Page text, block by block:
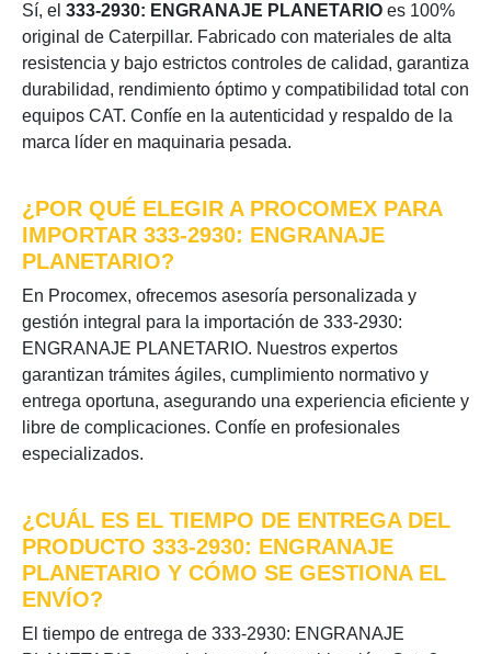
Sí, el 333-2930: ENGRANAJE PLANETARIO es 100%
original de Caterpillar. Fabricado con materiales de alta
resistencia y bajo estrictos controles de calidad, garantiza
durabilidad, rendimiento óptimo y compatibilidad total con
equipos CAT. Confíe en la autenticidad y respaldo de la
marca líder en maquinaria pesada.
¿POR QUÉ ELEGIR A PROCOMEX PARA
IMPORTAR 333-2930: ENGRANAJE
PLANETARIO?
En Procomex, ofrecemos asesoría personalizada y
gestión integral para la importación de 333-2930:
ENGRANAJE PLANETARIO. Nuestros expertos
garantizan trámites ágiles, cumplimiento normativo y
entrega oportuna, asegurando una experiencia eficiente y
libre de complicaciones. Confíe en profesionales
especializados.
¿CUÁL ES EL TIEMPO DE ENTREGA DEL
PRODUCTO 333-2930: ENGRANAJE
PLANETARIO Y CÓMO SE GESTIONA EL
ENVÍO?
El tiempo de entrega de 333-2930: ENGRANAJE